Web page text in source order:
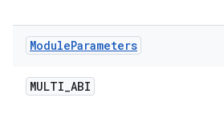
ModuleParameters
MULTI_ABI